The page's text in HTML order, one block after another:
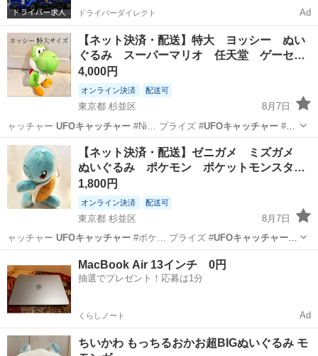
ドライバーダイレクト Ad
【ネット決済・配送】特大 ヨッシー ぬい
ぐるみ スーパーマリオ 任天堂 ゲーセ…
4,000円
オンライン決済 配送可
東京都 杉並区
8月7日
ャッチャー UFOキャッチャー #Ni… プライズ #UFOキャッチャー#ア
ミュー…
東京 杉並区 おもちゃ ヨッシー
【ネット決済・配送】ゼニガメ ミズガメ
ぬいぐるみ ポケモン ポケットモンスタ…
1,800円
オンライン決済 配送可
東京都 杉並区
8月7日
ャッチャー UFOキャッチャー #ポケ… プライズ #UFOキャッチャー#
アミュー…
ゼニガメ
MacBook Air 13インチ 0円
抽選でプレゼント！応募は1分
くらしノート Ad
ちいかわ もっちるおかお超BIGぬいぐるみ モ